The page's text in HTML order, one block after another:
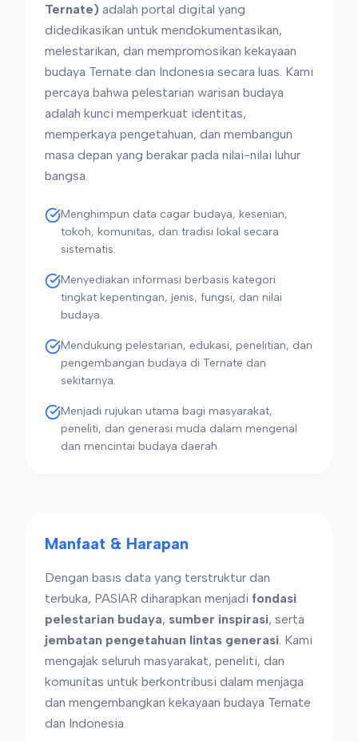
Ternate) adalah portal digital yang
didedikasikan untuk mendokumentasikan,
melestarikan, dan mempromosikan kekayaan
budaya Ternate dan Indonesia secara luas. Kami
percaya bahwa pelestarian warisan budaya
adalah kunci memperkuat identitas,
memperkaya pengetahuan, dan membangun
masa depan yang berakar pada nilai-nilai luhur
bangsa.
Menghimpun data cagar budaya, kesenian,
tokoh, komunitas, dan tradisi lokal secara
sistematis.
Menyediakan informasi berbasis kategori:
tingkat kepentingan, jenis, fungsi, dan nilai
budaya.
Mendukung pelestarian, edukasi, penelitian, dan
pengembangan budaya di Ternate dan
sekitarnya.
Menjadi rujukan utama bagi masyarakat,
peneliti, dan generasi muda dalam mengenal
dan mencintai budaya daerah.
Manfaat & Harapan
Dengan basis data yang terstruktur dan
terbuka, PASIAR diharapkan menjadi fondasi
pelestarian budaya, sumber inspirasi, serta
jembatan pengetahuan lintas generasi . Kami
mengajak seluruh masyarakat, peneliti, dan
komunitas untuk berkontribusi dalam menjaga
dan mengembangkan kekayaan budaya Ternate
dan Indonesia.